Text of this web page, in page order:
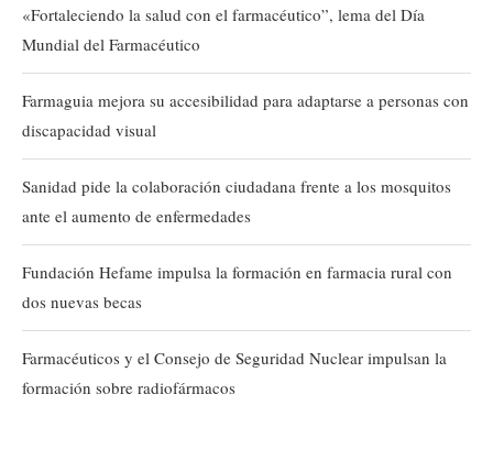
«Fortaleciendo la salud con el farmacéutico”, lema del Día
Mundial del Farmacéutico
Farmaguia mejora su accesibilidad para adaptarse a personas con
discapacidad visual
Sanidad pide la colaboración ciudadana frente a los mosquitos
ante el aumento de enfermedades
Fundación Hefame impulsa la formación en farmacia rural con
dos nuevas becas
Farmacéuticos y el Consejo de Seguridad Nuclear impulsan la
formación sobre radiofármacos